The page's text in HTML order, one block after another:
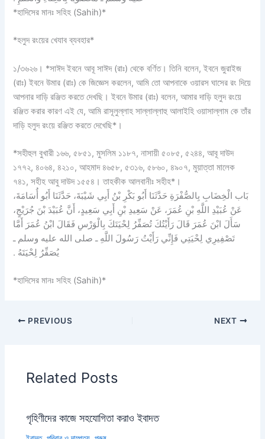
*হাদিসের মানঃ সহিহ (Sahih)*
*হলুদ রংয়ের খেযাব ব্যবহার*
১/৩৬২৬। *সাঈদ ইবনে আবূ সাঈদ (রাঃ) থেকে বর্ণিত। তিনি বলেন, ইবনে জুরাইজ
(রাঃ) ইবনে উমার (রাঃ) কে জিজ্ঞেস করলেন, আমি তো আপনাকে ওয়ারস ঘাসের রং দিয়ে
আপনার দাড়ি রঞ্জিত করতে দেখছি। ইবনে উমার (রাঃ) বলেন, আমার দাড়ি হলুদ রংয়ে
রঞ্জিত করার কারণ এই যে, আমি রাসূলুল্লাহ সাল্লাল্লাহু আলাইহি ওয়াসাল্লাম কে তাঁর
দাড়ি হলুদ রংয়ে রঞ্জিত করতে দেখেছি*।
*সহীহুল বুখারী ১৬৬, ৫৮৫১, মুসলিম ১১৮৭, নাসায়ী ৫০৮৫, ৫২৪৪, আবূ দাউদ
১৭৭২, ৪০৬৪, ৪২১০, আহমাদ ৪৬৫৮, ৫৩১৬, ৫৮৬০, ৪৯০৭, মুয়াত্তা মালেক
৭৪১, সহীহ আবু দাউদ ১৫৫৪। তাহকীক আলবানীঃ সহীহ*।
بَاب الْخِضَابِ بِالصُّفْرَةِ حَدَّثَنَا أَبُو بَكْرِ بْنُ أَبِي شَيْبَةَ، حَدَّثَنَا أَبُو أُسَامَةَ،
عَنْ عُبَيْدِ اللَّهِ بْنِ عُمَرَ، عَنْ سَعِيدِ بْنِ أَبِي سَعِيدٍ، أَنَّ عُبَيْدَ بْنَ جُرَيْجٍ،
سَأَلَ ابْنَ عُمَرَ قَالَ رَأَيْتُكَ تُصَفِّرُ لِحْيَتَكَ بِالْوَرْسِ فَقَالَ ابْنُ عُمَرَ أَمَّا
تَصْفِيرِي لِحْيَتِي فَإِنِّي رَأَيْتُ رَسُولَ اللَّهِ ـ صلى الله عليه وسلم ـ
يُصَفِّرُ لِحْيَتَهُ ‏.‏
*হাদিসের মানঃ সহিহ (Sahih)*
PREVIOUS NEXT
Related Posts
গৃহিণীদের কাজে সহযোগিতা করাও ইবাদত